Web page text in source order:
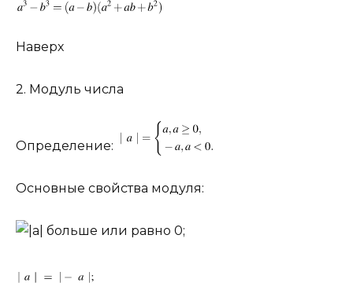
Наверх
2. Модуль числа
Определение:
Основные свойства модуля: